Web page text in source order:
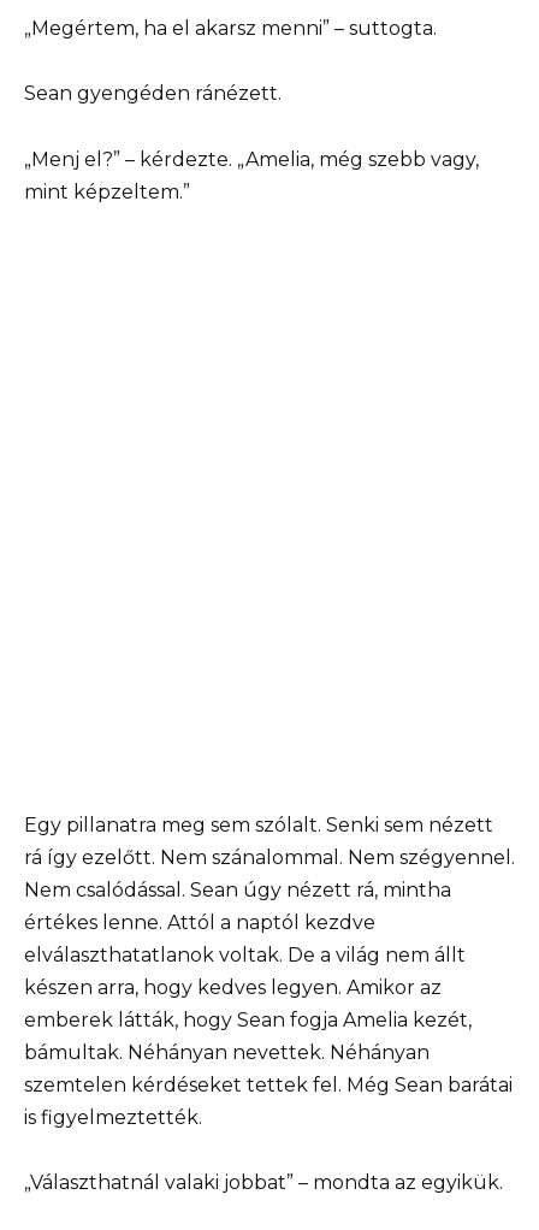
„Megértem, ha el akarsz menni” – suttogta.
Sean gyengéden ránézett.
„Menj el?” – kérdezte. „Amelia, még szebb vagy,
mint képzeltem.”
Egy pillanatra meg sem szólalt. Senki sem nézett
rá így ezelőtt. Nem szánalommal. Nem szégyennel.
Nem csalódással. Sean úgy nézett rá, mintha
értékes lenne. Attól a naptól kezdve
elválaszthatatlanok voltak. De a világ nem állt
készen arra, hogy kedves legyen. Amikor az
emberek látták, hogy Sean fogja Amelia kezét,
bámultak. Néhányan nevettek. Néhányan
szemtelen kérdéseket tettek fel. Még Sean barátai
is figyelmeztették.
„Választhatnál valaki jobbat” – mondta az egyikük.